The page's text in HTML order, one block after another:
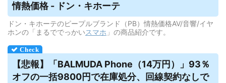
情熱価格 - ドン・キホーテ
ドン・キホーテのピープルブランド（PB）情熱価格AV/音響/イヤ
ホンの「まるででっかいスマホ 」の商品紹介です。
【悲報】「BALMUDA Phone（14万円）」93％
オフの一括9800円で在庫処分、回線契約なしで